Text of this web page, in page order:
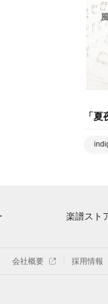
「 夏
登録（無料）
楽譜スト
楽曲一覧
会社概要 採用情報